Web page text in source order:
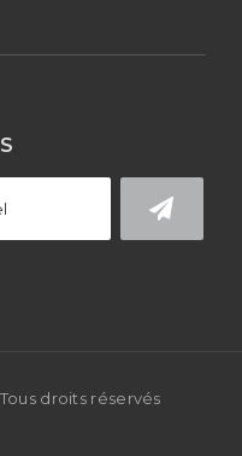
. Tous droits réservés